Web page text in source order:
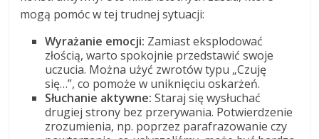
mogą pomóc w tej trudnej sytuacji:
Wyrażanie emocji: Zamiast eksplodować
złością, warto spokojnie przedstawić swoje
uczucia. Można użyć zwrotów typu „Czuję
się…”, co pomoże w uniknięciu oskarżeń.
Słuchanie aktywne: Staraj się wysłuchać
drugiej strony bez przerywania. Potwierdzenie
zrozumienia, np. poprzez parafrazowanie czy